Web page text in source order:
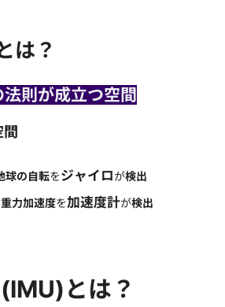
は？
則が成立つ空間
球の自転をジャイロが検出
力加速度を加速度計が検出
とは？